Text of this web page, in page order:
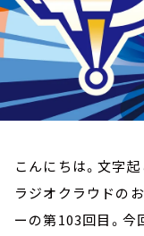
こんにちは。文字
ラジオクラウドの
ーの第103回目。今